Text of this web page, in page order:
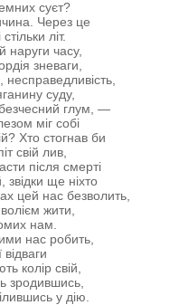
суєт?
Через це
літ.
наруги часу,
зневаги,
суду,
глум, —
міг собі
Хто стогнав би
свій лив,
після смерті
ще ніхто
цей нас безволить,
жити,
нам.
нас робить,
колір свій,
зродившись,
у дію.